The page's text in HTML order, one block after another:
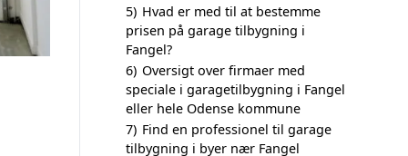
5) Hvad er med til at bestemme
prisen på garage tilbygning i
Fangel?
6) Oversigt over firmaer med
speciale i garagetilbygning i Fangel
eller hele Odense kommune
7) Find en professionel til garage
tilbygning i byer nær Fangel